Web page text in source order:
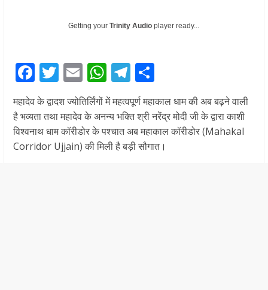
Getting your Trinity Audioplayer ready...
F
ac
e
b
o
T
itt
er
E
m
ai
l
W
h
at
s
A
T
el
e
gr
a
S
ar
e
महादेव के द्वादश ज्योतिर्लिंगों में महत्वपूर्ण महाकाल धाम की अब बढ़ने वाली
है भव्यता तथा महादेव के अनन्य भक्ति श्री नरेंद्र मोदी जी के द्वारा काशी
विश्वनाथ धाम कॉरीडोर के पश्चात अब महाकाल कॉरीडोर (Mahakal
Corridor Ujjain) की मिली है बड़ी सौगात।